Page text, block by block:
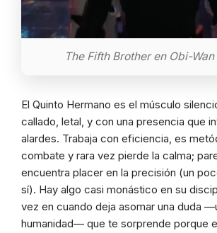
The Fifth Brother en Obi-
El Quinto Hermano es el músculo
callado, letal, y con una presencia que
alardes. Trabaja con eficiencia, es
combate y rara vez pierde la calma;
encuentra placer en la precisión (un
sí). Hay algo casi monástico en su
vez en cuando deja asomar una duda
humanidad— que te sorprende porque